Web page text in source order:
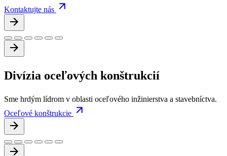
Kontaktujte nás
Divízia oceľových konštrukcií
Sme hrdým lídrom v oblasti oceľového inžinierstva a stavebníctva.
Oceľové konštrukcie